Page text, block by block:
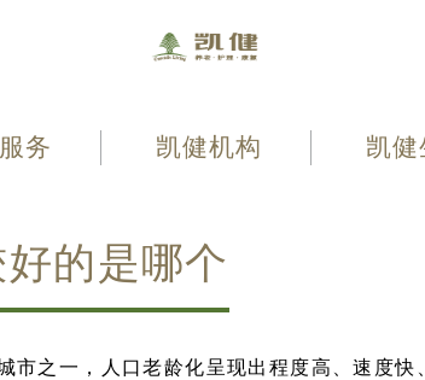
务 凯健机构 凯健
的是哪个
市之一，人口老龄化呈现出程度高、速度快